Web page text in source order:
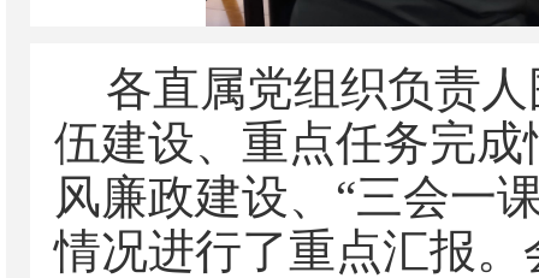
各直属党组织负责
伍建设、重点任务完
风廉政建设、 “三会一
情况进行了重点汇报